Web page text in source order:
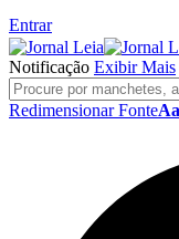
Entrar
Notificação Exibir Mais
Redimensionar FonteAa